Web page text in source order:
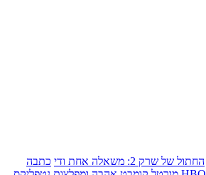
החתול של שרק 2: משאלה אחת ודי
כתבה